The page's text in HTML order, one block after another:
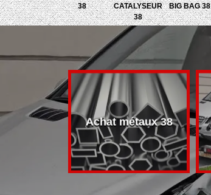
38
CATALYSEUR
38
BIG BAG 38
38 Achat métaux 38